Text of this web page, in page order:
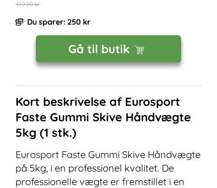
499.00kr
Du sparer: 250 kr
Gå til butik
Kort beskrivelse af Eurosport
Faste Gummi Skive Håndvægte
5kg (1 stk.)
Eurosport Faste Gummi Skive Håndvægte
på 5kg, i en professionel kvalitet. De
professionelle vægte er fremstillet i en